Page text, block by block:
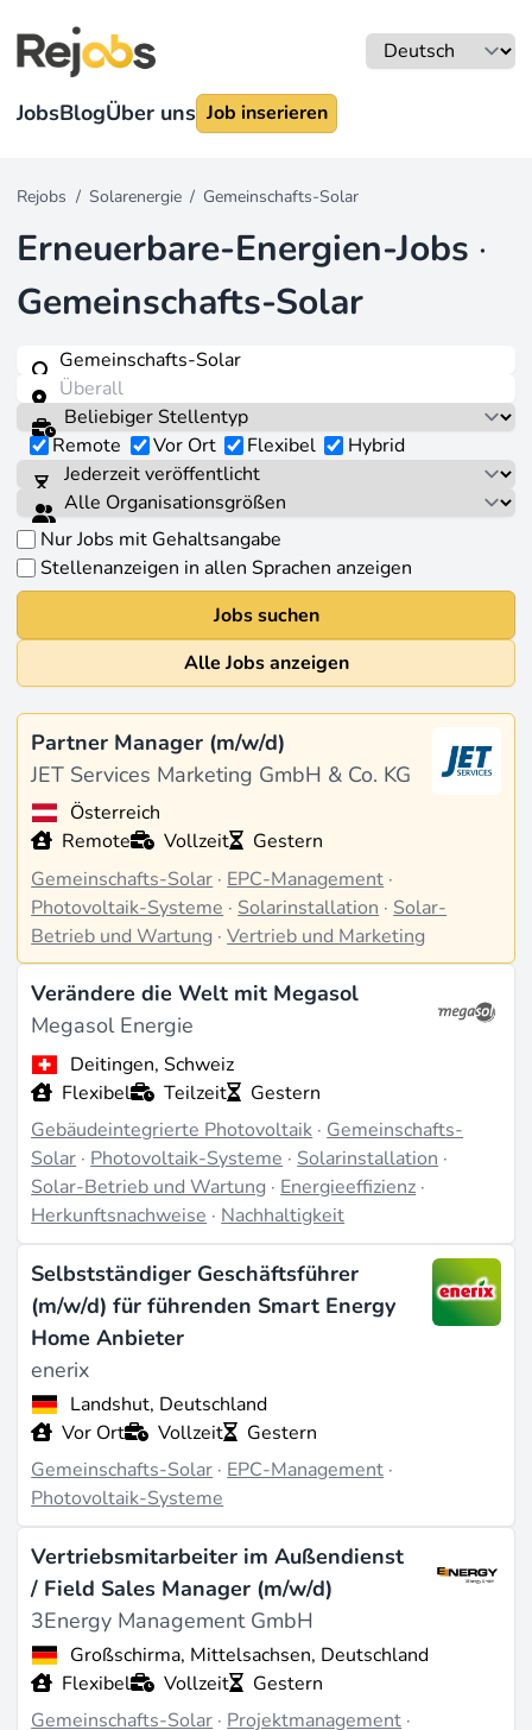
JobsBlogÜber uns Job inserieren
Rejobs / Solarenergie / Gemeinschafts-Solar
Erneuerbare-Energien-Jobs ·
Gemeinschafts-Solar
Remote Vor Ort Flexibel Hybrid
Nur Jobs mit Gehaltsangabe
Stellenanzeigen in allen Sprachen anzeigen
Jobs suchen
Alle Jobs anzeigen
Partner Manager (m/w/d)
JET Services Marketing GmbH & Co. KG
Österreich
Remote
Vollzeit
Gestern
Gemeinschafts-Solar · EPC-Management ·
Photovoltaik-Systeme · Solarinstallation · Solar-
Betrieb und Wartung ·Vertrieb und Marketing
Verändere die Welt mit Megasol
Megasol Energie
Deitingen, Schweiz
Flexibel
Teilzeit
Gestern
Gebäudeintegrierte Photovoltaik · Gemeinschafts-
Solar · Photovoltaik-Systeme · Solarinstallation ·
Solar-Betrieb und Wartung · Energieeffizienz ·
Herkunftsnachweise · Nachhaltigkeit
Selbstständiger Geschäftsführer
(m/w/d) für führenden Smart Energy
Home Anbieter
enerix
Landshut, Deutschland
Vor Ort
Vollzeit
Gestern
Gemeinschafts-Solar · EPC-Management ·
Photovoltaik-Systeme
Vertriebsmitarbeiter im Außendienst
/ Field Sales Manager (m/w/d)
3Energy Management GmbH
Großschirma, Mittelsachsen, Deutschland
Flexibel
Vollzeit
Gestern
Gemeinschafts-Solar · Projektmanagement ·